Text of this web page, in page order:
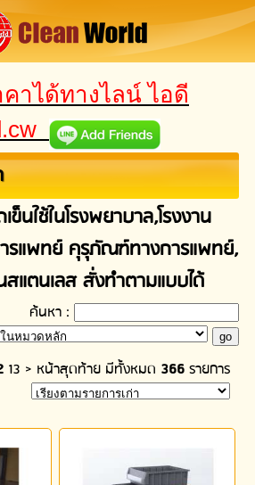
าได้ทางไลน์ ไอดี
ข็นใช้ในโรงพยาบาล,โรงงาน
รแพทย์ คุรุภัณฑ์ทางการแพทย์,
สแตนเลส สั่งทำตามแบบได้
ค้นหา :
13 > หน้าสุดท้าย มีทั้งหมด 366รายการ